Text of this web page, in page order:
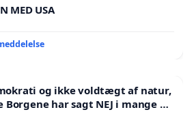
MED USA
og ikke voldtægt af natur,
har sagt NEJ i mange år.